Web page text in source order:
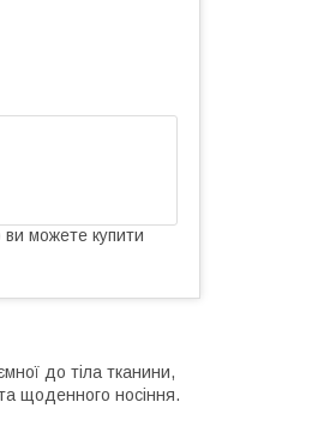
ви можете купити
до тіла тканини,
щоденного носіння.